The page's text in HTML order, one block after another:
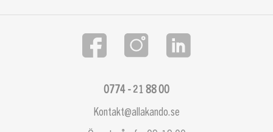
Kontakt@allakando.se
0774 - 21 88 00